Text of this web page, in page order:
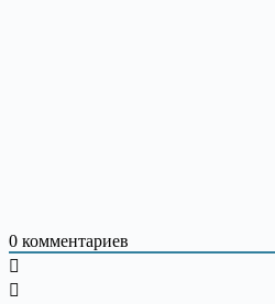
0 комментариев